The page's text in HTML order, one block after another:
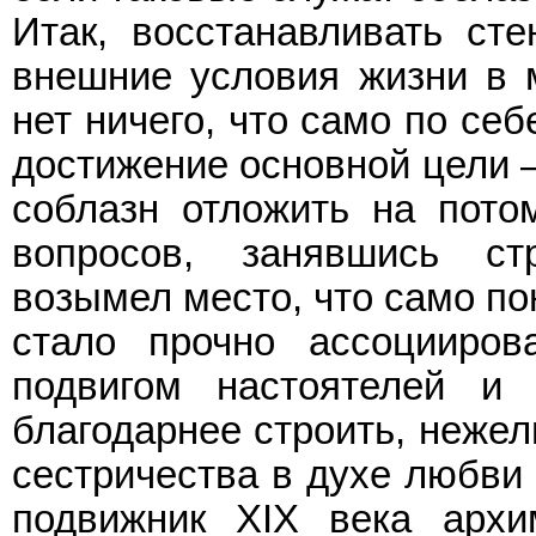
Итак, восстанавливать
внешние условия жизни в
нет ничего, что само по
достижение основной цели
соблазн отложить на
вопросов, занявшись
возымел место, что само
стало прочно
подвигом настоятелей
благодарнее строить,
сестричества в духе
подвижник ХIХ века